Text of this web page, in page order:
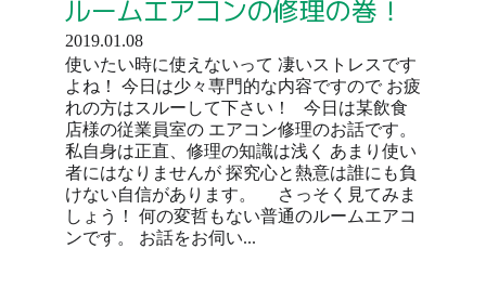
ルームエアコンの修理の巻！
2019.01.08
使いたい時に使えないって 凄いストレスです
よね！ 今日は少々専門的な内容ですので お疲
れの方はスルーして下さい！ 今日は某飲食
店様の従業員室の エアコン修理のお話です。
私自身は正直、修理の知識は浅く あまり使い
者にはなりませんが 探究心と熱意は誰にも負
けない自信があります。 さっそく見てみま
しょう！ 何の変哲もない普通のルームエアコ
ンです。 お話をお伺い...